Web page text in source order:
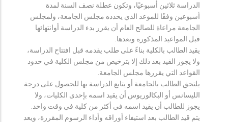
الدراسة ثلاثين أسبوعيًا، وتكون عطلة نصف السنة لمدة
أسبوعين وفقًا للموعد الذي يحدده مجلس الجامعة، ولمجلس
الجامعة مراعاة للصالح العام أن يقرر بدء الدراسة أوانتهائها
قبل المواعيد المذكورة وبعدها.
يقيد الطالب بالكلية بناءً على طلب يقدمه قبل افتتاح الدراسة،
ولا يجوز القيد بعد ذلك إلا بترخيص من مجلس الكلية في حدود
القواعد التي يقررها مجلس الجامعة.
يلتحق الطالب بالجامعة أو يتابع الدراسة بها للحصول على درجة
الليسانس أو البكالوريوس أن يقيد اسمه بإحدى الكليات، ولا
يجوز للطالب أن يقيد اسمه في أكثر من كلية في وقت واحد.
يتم قيد الطالب بعد استيفاء أوراقه وأداء الرسوم المقررة، ويعد